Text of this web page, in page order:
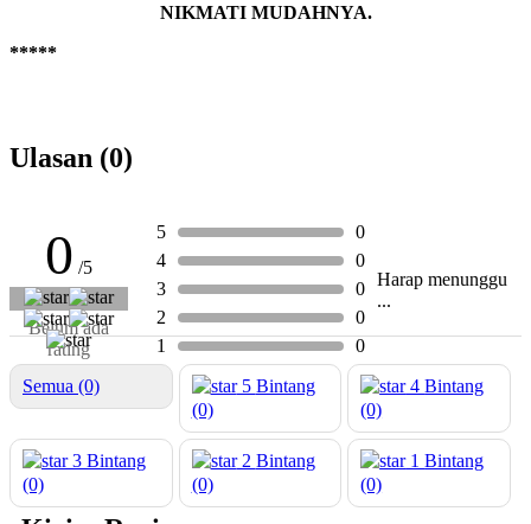
NIKMATI MUDAHNYA.
*****
Ulasan (0)
0 /5
Belum ada
rating
5
0
4
0
3
0
2
0
1
0
Semua (0)
5 Bintang
(0)
4Bintang
(0)
3 Bintang
(0)
2 Bintang
(0)
1Bintang
(0)
Harap menunggu
...